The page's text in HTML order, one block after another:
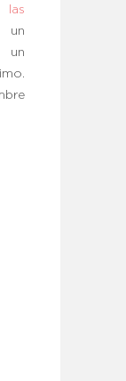
las
un
un